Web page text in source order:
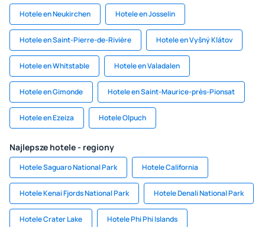
Hotele en Neukirchen Hotele en Josselin
Hotele en Saint-Pierre-de-Rivière Hotele en Vyšný Klátov
Hotele en Whitstable Hotele en Valadalen
Hotele en Gimonde Hotele en Saint-Maurice-près-Pionsat
Hotele en Ezeiza Hotele Olpuch
Najlepsze hotele - regiony
Hotele Saguaro National Park Hotele California
Hotele Kenai Fjords National Park Hotele Denali National Park
Hotele Crater Lake Hotele Phi Phi Islands